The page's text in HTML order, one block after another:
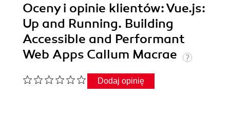
Oceny i opinie klientów: Vue.js:
Up and Running. Building
Accessible and Performant
Web Apps Callum Macrae
Dodaj opinię